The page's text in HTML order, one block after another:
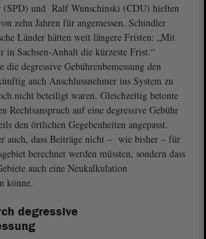
(SPD) und Ralf Wunschinski (CDU) hielten
zehn Jahren für angemessen. Schindler
Länder hätten weit längere Fristen: „Mit
in Sachsen-Anhalt die kürzeste Frist.“
degressive Gebührenbemessung den
auch Anschlussnehmer ins System zu
nicht beteiligt waren. Gleichzeitig betonte
Rechtsanspruch auf eine degressive Gebühr
den örtlichen Gegebenheiten angepasst.
auch, dass Beiträge nicht – wie bisher – für
berechnet werden müssten, sondern dass
auch eine Neukalkulation
könne.
degressive